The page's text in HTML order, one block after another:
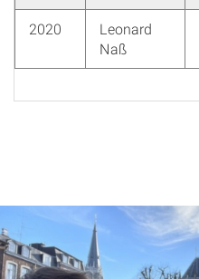
2020
Leonard
Naß